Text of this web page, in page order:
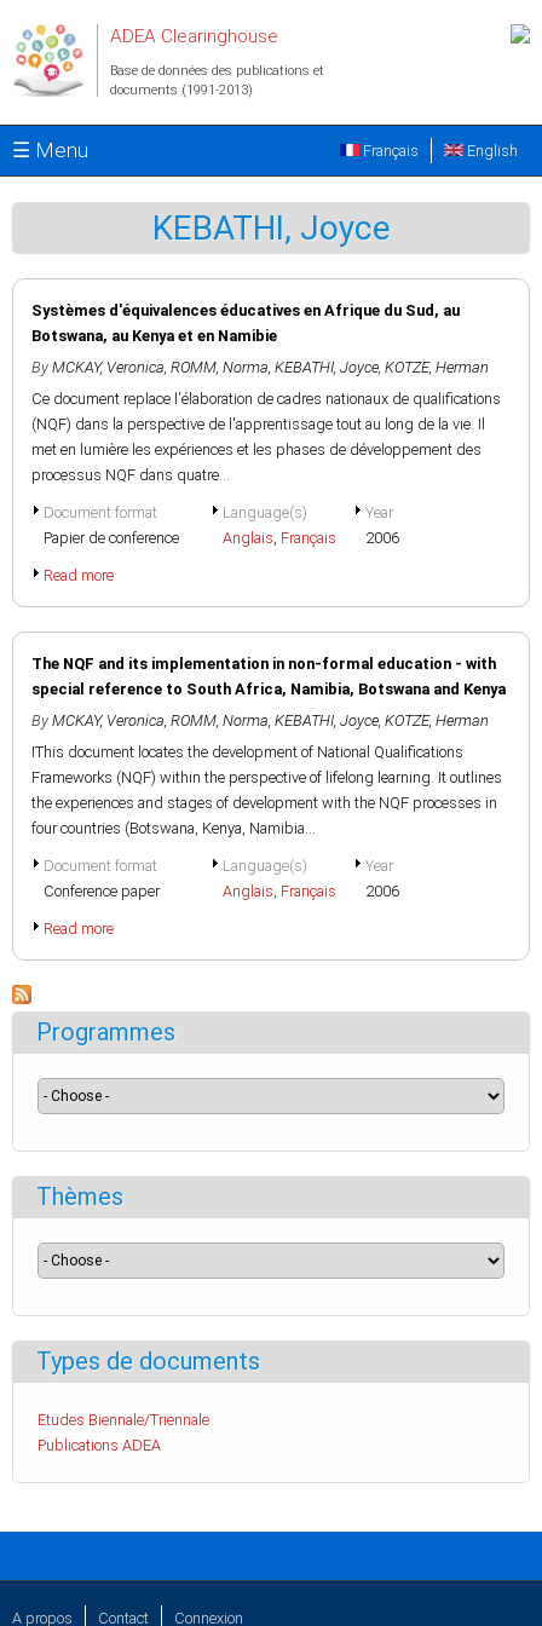
ADEA Clearinghouse
Base de données des publications et
documents (1991-2013)
☰ Menu English
Français
KEBATHI, Joyce
Systèmes d'équivalences éducatives en Afrique du Sud, au
Botswana, au Kenya et en Namibie
By MCKAY, Veronica, ROMM, Norma, KEBATHI, Joyce, KOTZE, Herman
Ce document replace l'élaboration de cadres nationaux de qualifications
(NQF) dans la perspective de l'apprentissage tout au long de la vie. Il
met en lumière les expériences et les phases de développement des
processus NQF dans quatre...
Document format
Papier de conference
Language(s)
Anglais, Français
Year
2006
Read more
The NQF and its implementation in non-formal education - with
special reference to South Africa, Namibia, Botswana and Kenya
By MCKAY, Veronica, ROMM, Norma, KEBATHI, Joyce, KOTZE, Herman
IThis document locates the development of National Qualifications
Frameworks (NQF) within the perspective of lifelong learning. It outlines
the experiences and stages of development with the NQF processes in
four countries (Botswana, Kenya, Namibia...
Document format
Conference paper
Language(s)
Anglais, Français
Year
2006
Read more
Programmes
Thèmes
Types de documents
Etudes Biennale/Triennale
Publications ADEA
A propos Contact Connexion